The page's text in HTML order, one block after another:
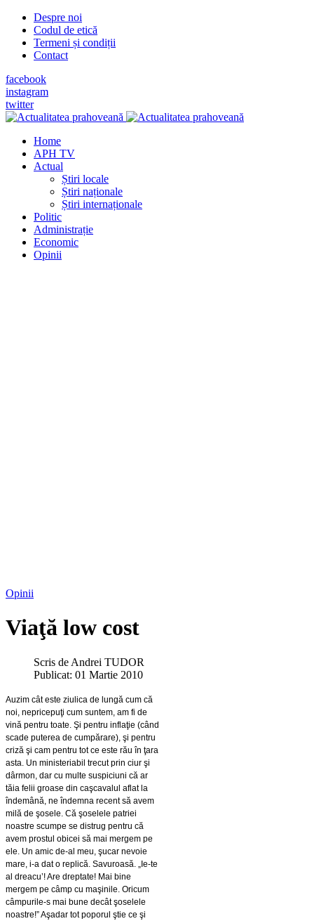
Despre noi
Codul de etică
Termeni și condiții
Contact
facebook
instagram
twitter
Home
APH TV
Actual
Știri locale
Știri naționale
Știri internaționale
Politic
Administrație
Economic
Opinii
Opinii
Viaţă low cost
Scris de Andrei TUDOR
Publicat: 01 Martie 2010
Auzim cât este ziulica de lungă cum că
noi, nepricepuţi cum suntem, am fi de
vină pentru toate. Şi pentru inflaţie (când
scade puterea de cumpărare), şi pentru
criză şi cam pentru tot ce este rău în ţara
asta. Un ministeriabil trecut prin ciur şi
dârmon, dar cu multe suspiciuni că ar
tăia felii groase din caşcavalul aflat la
îndemână, ne îndemna recent să avem
milă de şosele. Că şoselele patriei
noastre scumpe se distrug pentru că
avem prostul obicei să mai mergem pe
ele. Un amic de-al meu, şucar nevoie
mare, i-a dat o replică. Savuroasă. „Ie-te
al dreacu’! Are dreptate! Mai bine
mergem pe câmp cu maşinile. Oricum
câmpurile-s mai bune decât şoselele
noastre!” Aşadar tot poporul ştie ce şi